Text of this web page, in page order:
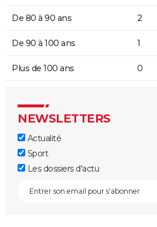
De 80 à 90 ans 2
De 90 à 100 ans 1
Plus de 100 ans 0
NEWSLETTERS
Actualité
Sport
Les dossiers d'actu